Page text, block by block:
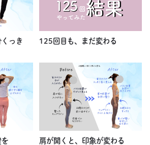
っき
125回目も、まだ変わる
肩が開くと、印象が変わる